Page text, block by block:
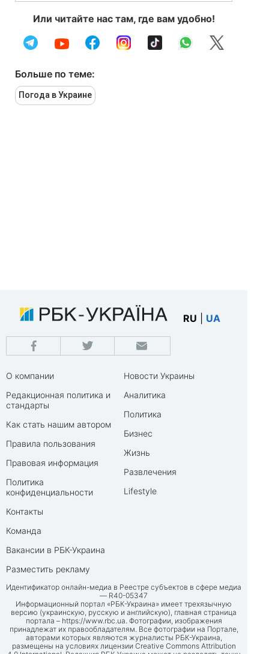
Или читайте нас там, где вам удобно!
Больше по теме:
Погода в Украине
RU UA
О компании
Редакционная политика и
стандарты
Как стать нашим автором
Правила пользования
Правовая информация
Политика
конфиденциальности
Контакты
Команда
Вакансии в РБК-Украина
Разместить рекламу
Новости Украины
Аналитика
Политика
Бизнес
Жизнь
Развлечения
Lifestyle
Идентификатор онлайн-медиа в Реестре субъектов в сфере медиа
— R40-05347
Информационный портал «РБК-Украина» имеет трехязычную
версию (украинскую, русскую и английскую), главная страница
портала – https://www.rbc.ua . Фотографии, изображения
принадлежат их правообладателям. Все фотографии на Портале,
авторами которых являются журналисты РБК-Украина,
размещены на условиях лицензии Creative Commons Attribution